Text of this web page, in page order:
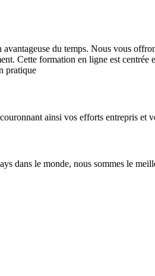
du temps. Nous vous
Cette formation en ligne est
pratique
ainsi vos efforts entrepris et
dans le monde, nous sommes le